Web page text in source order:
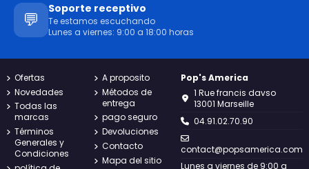
💬
Soporte receptivo
Te estamos escuchando
Lunes a viernes: 9:00 a 18:00 horas
Ofertas
Novedades
Todas las
marcas
Términos
Generales y
Condiciones
A proposito
Métodos de
entrega
pago seguro
Devoluciones
Contacto
Mapa del sitio
Pop's America
1 Rue francis davso
13001 Marseille
04.91.02.70.90
contact@popsamerica.com
Lunes a viernes de 9:00 a